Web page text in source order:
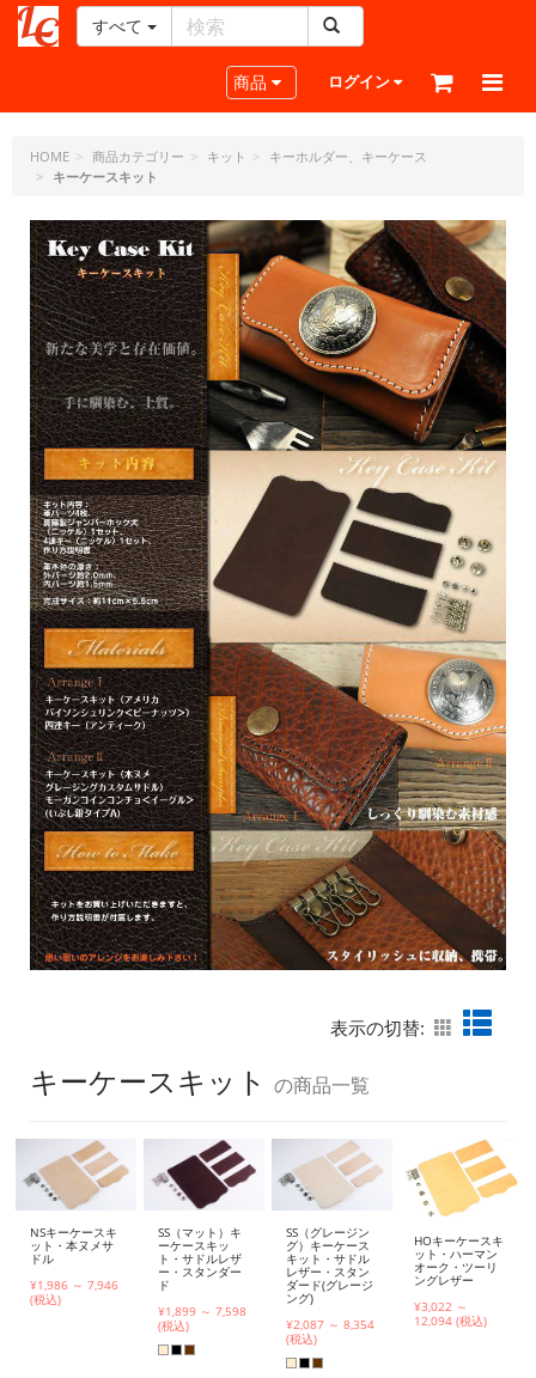
ー
ラ
フ
ド
ッ
ト・
ジ
ェ
ー
ピ
ー
すべて
Toggle navigation
商品 ログイン
HOME 商品カテゴリー キット
キーホルダー、キーケース
キーケースキット
表示の切替:
キーケースキット の商品一覧
NSキーケースキ
ット・本ヌメサ
ドル
¥1,986 ～ 7,946
(税込)
SS（マット）キ
ーケースキッ
ト・サドルレザ
ー・スタンダー
ド
¥1,899 ～ 7,598
(税込)
SS（グレージン
グ）キーケース
キット・サドル
レザー・スタン
ダード(グレージ
ング)
¥2,087 ～ 8,354
(税込)
HOキーケースキ
ット・ハーマン
オーク・ツーリ
ングレザー
¥3,022 ～
12,094 (税込)